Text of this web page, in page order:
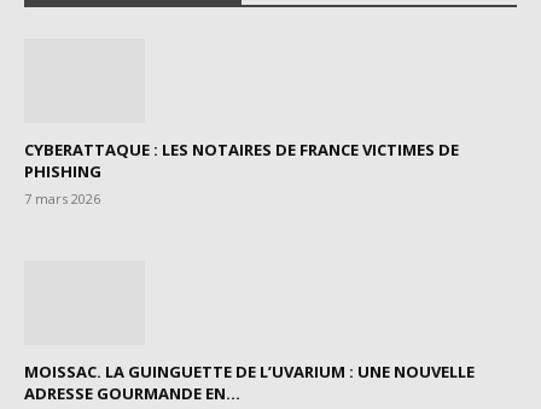
CYBERATTAQUE : LES NOTAIRES DE FRANCE VICTIMES DE
PHISHING
7 mars 2026
MOISSAC. LA GUINGUETTE DE L’UVARIUM : UNE NOUVELLE
ADRESSE GOURMANDE EN...